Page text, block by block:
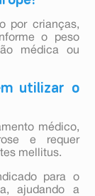
por crianças,
o peso
médica ou
utilizar o
médico,
e requer
mellitus.
para o
ajudando a